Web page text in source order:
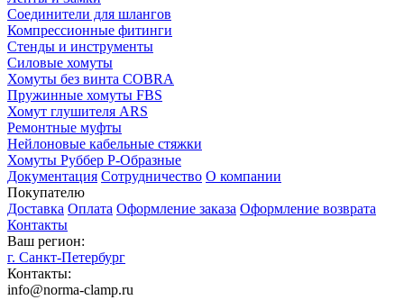
Соединители для шлангов
Компрессионные фитинги
Стенды и инструменты
Силовые хомуты
Хомуты без винта COBRA
Пружинные хомуты FBS
Хомут глушителя ARS
Ремонтные муфты
Нейлоновые кабельные стяжки
Хомуты Руббер Р-Образные
Документация Сотрудничество О компании
Покупателю
Доставка Оплата Оформление заказа Оформление возврата
Контакты
Ваш регион:
г. Санкт-Петербург
Контакты:
info@norma-clamp.ru